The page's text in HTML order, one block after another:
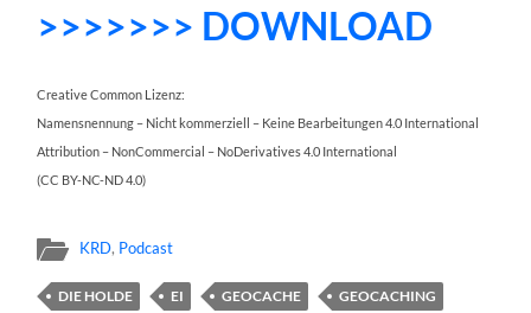
>>>>>>> DOWNLOAD
Creative Common Lizenz:
Namensnennung – Nicht kommerziell – Keine Bearbeitungen 4.0 International
Attribution – NonCommercial – NoDerivatives 4.0 International
(CC BY-NC-ND 4.0)
KRD, Podcast
DIE HOLDE EI GEOCACHE
GEOCACHING